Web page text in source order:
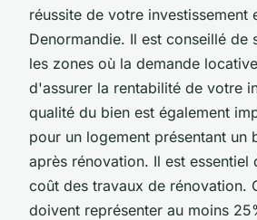
réussite de votre investissement
Denormandie. Il est conseillé de
les zones où la demande
d'assurer la rentabilité de votre
qualité du bien est également
pour un logement présentant un
après rénovation. Il est essentiel
coût des travaux de rénovation.
doivent représenter au moins